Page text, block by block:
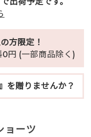
方限定！
円 (一部商品除く)
を贈りませんか？
ョーツ